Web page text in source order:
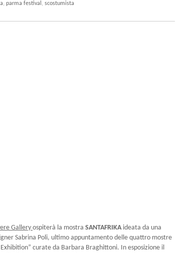
, parma festival , scostumista
Gallery ospiterà la mostra SANTAFRIKAideata da una
Sabrina Poli, ultimo appuntamento delle quattro mostre
curate da Barbara Braghittoni. In esposizione il